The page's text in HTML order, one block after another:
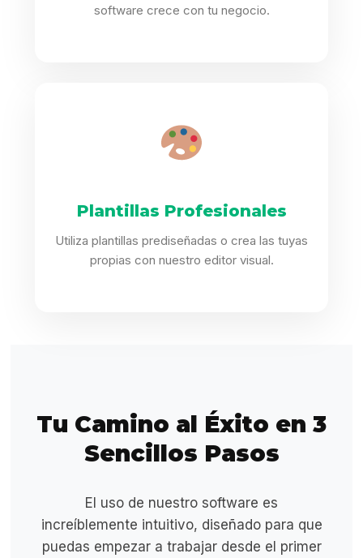
software crece con tu negocio.
Plantillas Profesionales
Utiliza plantillas prediseñadas o crea las tuyas
propias con nuestro editor visual.
Tu Camino al Éxito en 3
Sencillos Pasos
El uso de nuestro software es
increíblemente intuitivo, diseñado para que
puedas empezar a trabajar desde el primer